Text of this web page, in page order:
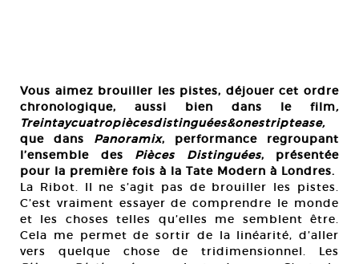
Vous aimez brouiller les pistes, déjouer cet ordre
chronologique, aussi bien dans le film,
Treintaycuatropiècesdistinguées&onestriptease,
que dans Panoramix, performance regroupant
l’ensemble des Pièces Distinguées, présentée
pour la première fois à la Tate Modern à Londres.
La Ribot. Il ne s’agit pas de brouiller les pistes.
C’est vraiment essayer de comprendre le monde
et les choses telles qu’elles me semblent être.
Cela me permet de sortir de la linéarité, d’aller
vers quelque chose de tridimensionnel. Les